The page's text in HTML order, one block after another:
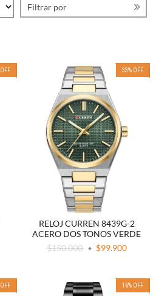
Filtrar por
OFF 33% OFF
RELOJ CURREN 8439G-2
ACERO DOS TONOS VERDE
$150.000
$99.900
OFF 16% OFF